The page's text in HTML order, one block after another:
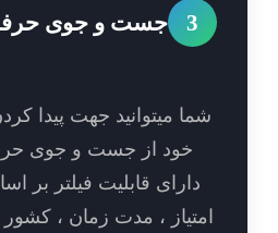
جست و جوی حرفه ای
میتوانید جهت پیدا کردن محتوا
خود از جست و جوی حرفه ای
دارای قابلیت فیلتر بر اساس (سال
، مدت زمان ، کشور ، رده